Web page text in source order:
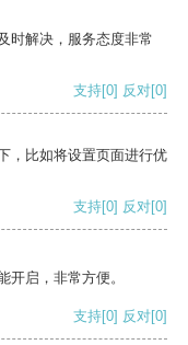
时解决，服务态度非常
支持[0] 反对[0]
，比如将设置页面进行优
支持[0] 反对[0]
开启，非常方便。
支持[0] 反对[0]